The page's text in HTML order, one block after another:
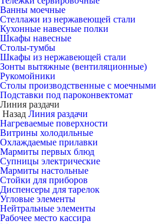
Ванны моечные
Стеллажи из нержавеющей стали
Кухонные навесные полки
Шкафы навесные
Столы-тумбы
Шкафы из нержавеющей стали
Зонты вытяжные (вентиляционные)
Рукомойники
Столы производственные с
Подставки под пароконвектомат
Линия раздачи
Назад Линия раздачи
Нагреваемые поверхности
Витрины холодильные
Охлаждаемые прилавки
Мармиты первых блюд
Супницы электрические
Мармиты настольные
Стойки для приборов
Диспенсеры для тарелок
Угловые элементы
Нейтральные элементы
Рабочее место кассира